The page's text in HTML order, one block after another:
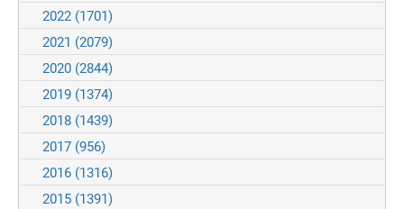
2022 (1701)
2021 (2079)
2020 (2844)
2019 (1374)
2018 (1439)
2017 (956)
2016 (1316)
2015 (1391)